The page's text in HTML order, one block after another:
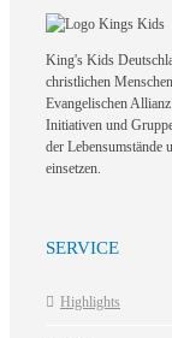
King's Kids
christlichen
Evangelischen
Initiativen und
der Lebensumstände
einsetzen.
SERVICE
Highlights